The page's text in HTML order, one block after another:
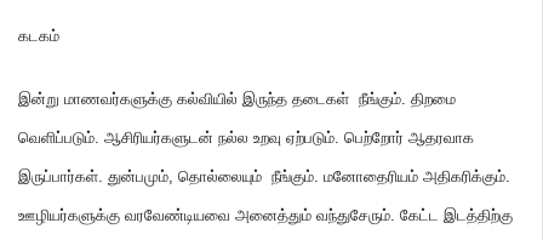
கடகம்
இன்று மாணவர்களுக்கு கல்வியில் இருந்த தடைகள் நீங்கும். திறமை
வெளிப்படும். ஆசிரியர்களுடன் நல்ல உறவு ஏற்படும். பெற்றோர் ஆதரவாக
இருப்பார்கள். துன்பமும், தொல்லையும் நீங்கும். மனோதைரியம் அதிகரிக்கும்.
ஊழியர்களுக்கு வரவேண்டியவை அனைத்தும் வந்துசேரும். கேட்ட இடத்திற்கு